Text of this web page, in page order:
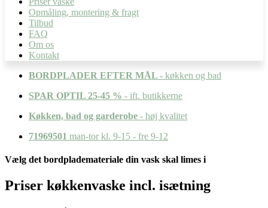
Opmåling, montering & fragt
Tilbud
FAQ
Om os
Kontakt
BORDPLADER EFTER MÅL - køkken og bad
SPAR OPTIL 25-45 % - ift. butikkerne
Køkken, bad og garderobe - høj kvalitet
71969501 man-tor kl. 9-15 - fre 9-12
Vælg det bordplademateriale din vask skal limes i
Priser køkkenvaske incl. isætning